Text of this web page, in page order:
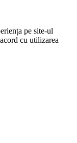
pe site-ul
cu utilizarea